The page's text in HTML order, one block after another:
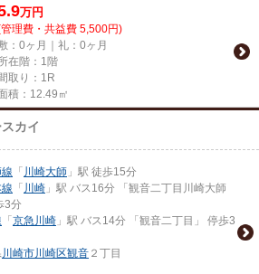
万円
理費・共益費 5,500円)
：0ヶ月｜礼：0ヶ月
在階：1階
取り：1R
積：12.49㎡
カイ
「 川崎大師 」駅 徒歩15分
「 川崎 」駅 バス16分 「観音二丁目川崎大師
3分
「 京急川崎 」駅 バス14分 「観音二丁目」 停歩3
川崎市川崎区観音 ２丁目